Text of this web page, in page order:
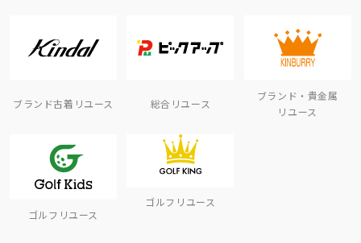
ブランド古着リユース 総合リユース
ブランド・貴金属
リユース
ゴルフリユース
ゴルフリユース